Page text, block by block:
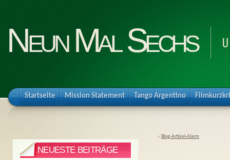
Neun Mal Sechs
Startseite Mission Statement Tango Argentino
« Blog-Artikel-Alarm
NEUESTE BEITRÄGE